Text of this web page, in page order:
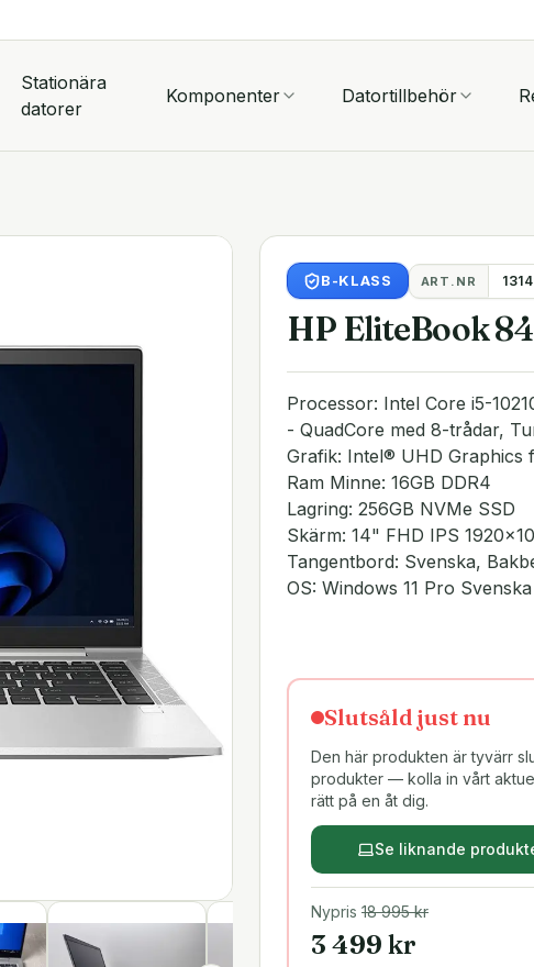
Stationära
datorer
Komponenter Datortillbehör
B-KLASS ART.NR
HP EliteBook
Processor: Intel Core i5-
- QuadCore med 8-trådar,
Grafik: Intel® UHD Graphics
Ram Minne: 16GB DDR4
Lagring: 256GB NVMe SSD
Skärm: 14" FHD IPS
Tangentbord: Svenska,
OS: Windows 11 Pro Svenska
Slutsåld just nu
Den här produkten är tyvärr
produkter — kolla in vårt
rätt på en åt dig.
Se liknande
Nypris 18 995kr
3 499 kr